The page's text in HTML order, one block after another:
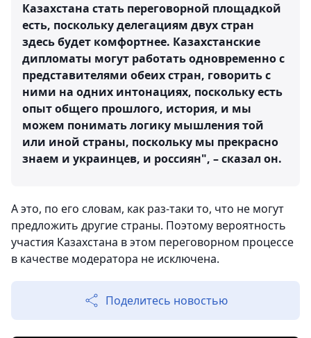
Казахстана стать переговорной площадкой
есть, поскольку делегациям двух стран
здесь будет комфортнее. Казахстанские
дипломаты могут работать одновременно с
представителями обеих стран, говорить с
ними на одних интонациях, поскольку есть
опыт общего прошлого, история, и мы
можем понимать логику мышления той
или иной страны, поскольку мы прекрасно
знаем и украинцев, и россиян", – сказал он.
А это, по его словам, как раз-таки то, что не могут
предложить другие страны. Поэтому вероятность
участия Казахстана в этом переговорном процессе
в качестве модератора не исключена.
Поделитесь новостью